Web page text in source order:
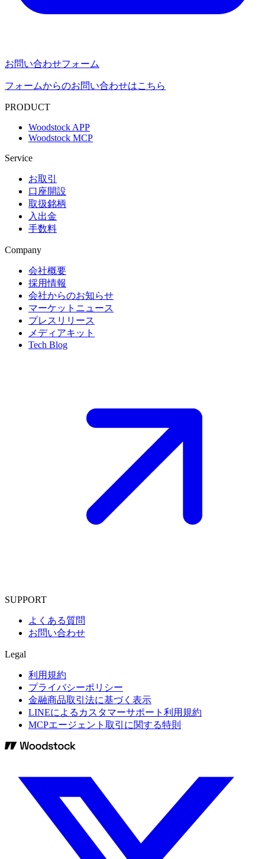
お問い合わせフォーム
フォームからのお問い合わせはこちら
PRODUCT
Woodstock APP
Woodstock MCP
Service
お取引
口座開設
取扱銘柄
入出金
手数料
Company
会社概要
採用情報
会社からのお知らせ
マーケットニュース
プレスリリース
メディアキット
Tech Blog
SUPPORT
よくある質問
お問い合わせ
Legal
利用規約
プライバシーポリシー
金融商品取引法に基づく表示
LINEによるカスタマーサポート利用規約
MCPエージェント取引に関する特則